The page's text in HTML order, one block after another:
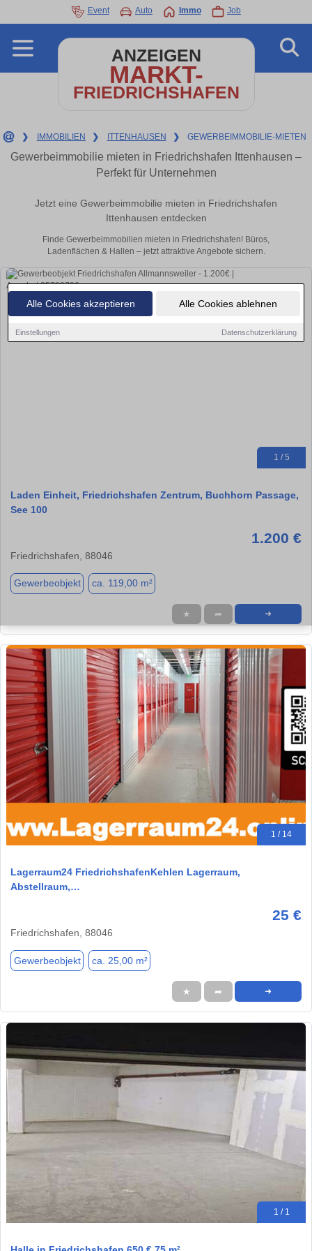
Alle Cookies akzeptieren Alle Cookies ablehnen
Einstellungen Datenschutzerklärung
Event Auto Immo Job
ANZEIGEN
MARKT-
FRIEDRICHSHAFEN
❯ IMMOBILIEN ❯ ITTENHAUSEN ❯ GEWERBEIMMOBILIE-MIETEN
Gewerbeimmobilie mieten in Friedrichshafen Ittenhausen –
Perfekt für Unternehmen
Jetzt eine Gewerbeimmobilie mieten in Friedrichshafen
Ittenhausen entdecken
Finde Gewerbeimmobilien mieten in Friedrichshafen! Büros,
Ladenflächen & Hallen – jetzt attraktive Angebote sichern.
1 / 5
Laden Einheit, Friedrichshafen Zentrum, Buchhorn Passage,
See 100
1.200 €
Friedrichshafen, 88046
Gewerbeobjekt ca. 119,00 m²
★ ➦ ➜
1 / 14
Lagerraum24 FriedrichshafenKehlen Lagerraum,
Abstellraum,…
25 €
Friedrichshafen, 88046
Gewerbeobjekt ca. 25,00 m²
★ ➦ ➜
1 / 1